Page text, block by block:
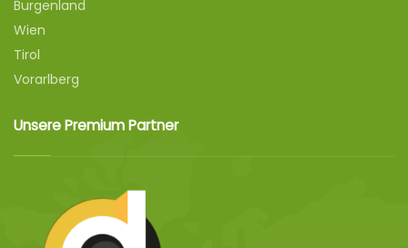
Burgenland
Wien
Tirol
Vorarlberg
Unsere Premium Partner